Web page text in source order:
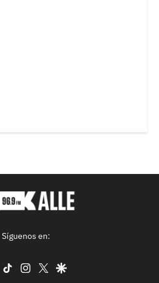
Síguenos en:
facebook
tiktok instagram
twittergoogle